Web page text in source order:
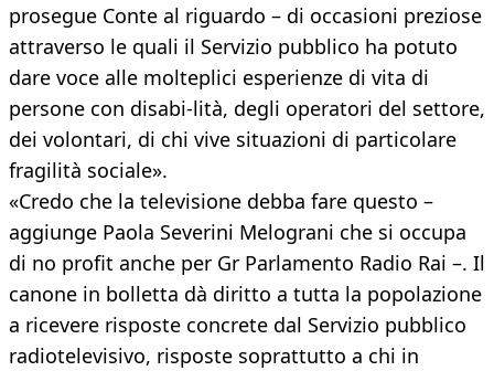
prosegue Conte al riguardo – di occasioni preziose
attraverso le quali il Servizio pubblico ha potuto
dare voce alle molteplici esperienze di vita di
persone con disabi-lità, degli operatori del settore,
dei volontari, di chi vive situazioni di particolare
fragilità sociale».
«Credo che la televisione debba fare questo –
aggiunge Paola Severini Melograni che si occupa
di no profit anche per Gr Parlamento Radio Rai –. Il
canone in bolletta dà diritto a tutta la popolazione
a ricevere risposte concrete dal Servizio pubblico
radiotelevisivo, risposte soprattutto a chi in